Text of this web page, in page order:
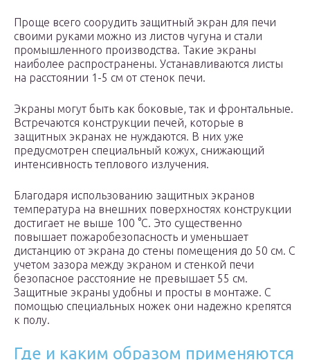
Проще всего соорудить защитный экран для печи
своими руками можно из листов чугуна и стали
промышленного производства. Такие экраны
наиболее распространены. Устанавливаются листы
на расстоянии 1-5 см от стенок печи.
Экраны могут быть как боковые, так и фронтальные.
Встречаются конструкции печей, которые в
защитных экранах не нуждаются. В них уже
предусмотрен специальный кожух, снижающий
интенсивность теплового излучения.
Благодаря использованию защитных экранов
температура на внешних поверхностях конструкции
достигает не выше 100 °С. Это существенно
повышает пожаробезопасность и уменьшает
дистанцию от экрана до стены помещения до 50 см. С
учетом зазора между экраном и стенкой печи
безопасное расстояние не превышает 55 см.
Защитные экраны удобны и просты в монтаже. С
помощью специальных ножек они надежно крепятся
к полу.
Где и каким образом применяются